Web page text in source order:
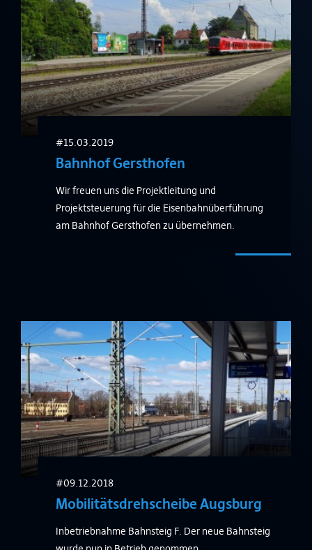
#15.03.2019
Bahnhof Gersthofen
Wir freuen uns die Projektleitung und
Projektsteuerung für die Eisenbahnüberführung
am Bahnhof Gersthofen zu übernehmen.
#09.12.2018
Mobilitätsdrehscheibe Augsburg
Inbetriebnahme Bahnsteig F. Der neue Bahnsteig